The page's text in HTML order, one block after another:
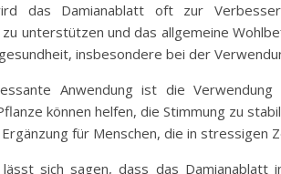
das Damianablatt oft zur
zu unterstützen und das allgemeine
insbesondere bei der
Anwendung ist die
können helfen, die Stimmung zu
für Menschen, die in stressigen
lässt sich sagen, dass das